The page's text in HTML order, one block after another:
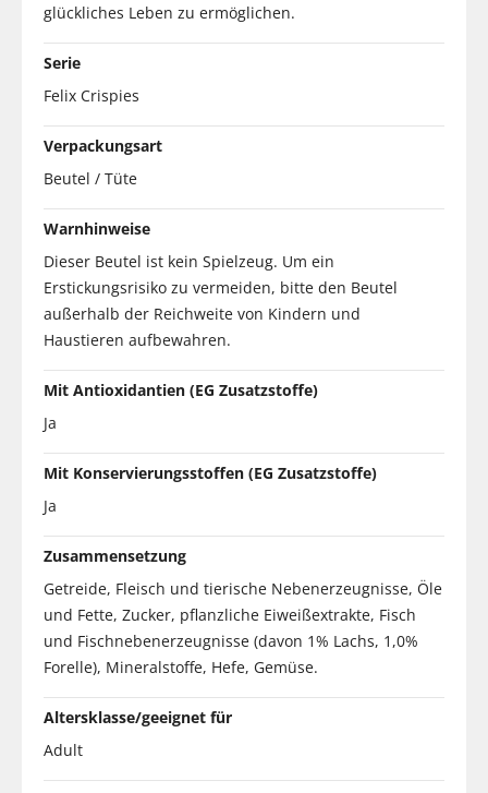
glückliches Leben zu ermöglichen.
Serie
Felix Crispies
Verpackungsart
Beutel / Tüte
Warnhinweise
Dieser Beutel ist kein Spielzeug. Um ein
Erstickungsrisiko zu vermeiden, bitte den Beutel
außerhalb der Reichweite von Kindern und
Haustieren aufbewahren.
Mit Antioxidantien (EG Zusatzstoffe)
Ja
Mit Konservierungsstoffen (EG Zusatzstoffe)
Ja
Zusammensetzung
Getreide, Fleisch und tierische Nebenerzeugnisse, Öle
und Fette, Zucker, pflanzliche Eiweißextrakte, Fisch
und Fischnebenerzeugnisse (davon 1% Lachs, 1,0%
Forelle), Mineralstoffe, Hefe, Gemüse.
Altersklasse/geeignet für
Adult